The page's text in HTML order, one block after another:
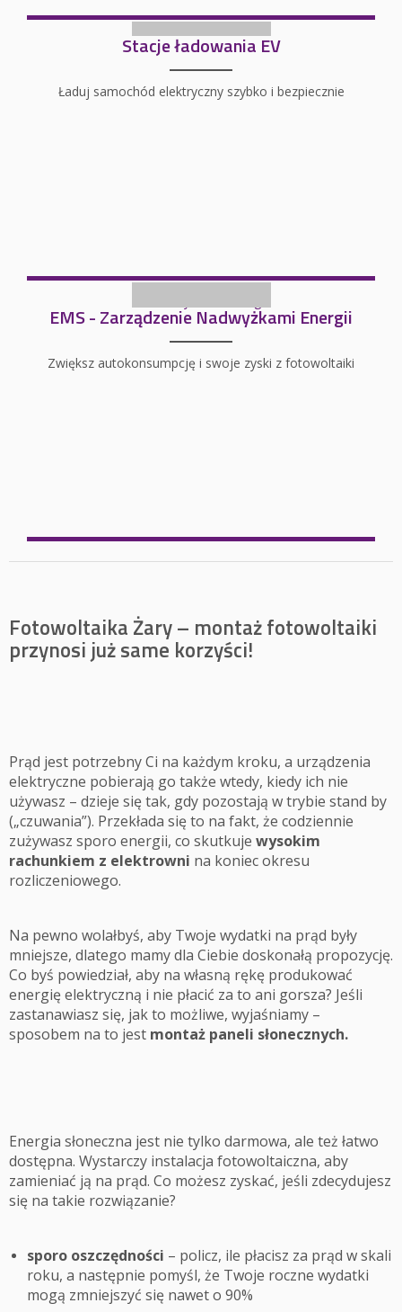
Stacje ładowania EV
Ładuj samochód elektryczny szybko i bezpiecznie
EMS - Zarządzenie Nadwyżkami Energii
Zwiększ autokonsumpcję i swoje zyski z fotowoltaiki
Fotowoltaika Żary – montaż fotowoltaiki
przynosi już same korzyści!
Prąd jest potrzebny Ci na każdym kroku, a urządzenia
elektryczne pobierają go także wtedy, kiedy ich nie
używasz – dzieje się tak, gdy pozostają w trybie stand by
(„czuwania”). Przekłada się to na fakt, że codziennie
zużywasz sporo energii, co skutkuje wysokim
rachunkiem z elektrowni na koniec okresu
rozliczeniowego.
Na pewno wolałbyś, aby Twoje wydatki na prąd były
mniejsze, dlatego mamy dla Ciebie doskonałą propozycję.
Co byś powiedział, aby na własną rękę produkować
energię elektryczną i nie płacić za to ani gorsza? Jeśli
zastanawiasz się, jak to możliwe, wyjaśniamy –
sposobem na to jest montaż paneli słonecznych.
Energia słoneczna jest nie tylko darmowa, ale też łatwo
dostępna. Wystarczy instalacja fotowoltaiczna, aby
zamieniać ją na prąd. Co możesz zyskać, jeśli zdecydujesz
się na takie rozwiązanie?
sporo oszczędności – policz, ile płacisz za prąd w skali
roku, a następnie pomyśl, że Twoje roczne wydatki
mogą zmniejszyć się nawet o 90%